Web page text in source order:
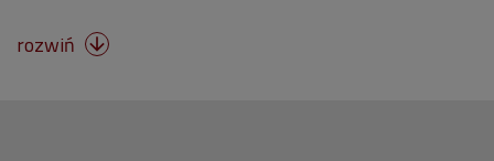
rozwiń 